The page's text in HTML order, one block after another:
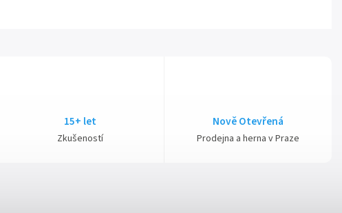
15+ let
Zkušeností
Nově Otevřená
Prodejna a herna v Praze